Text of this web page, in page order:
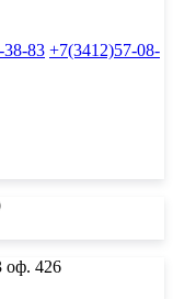
38-83 +7(3412)57-08-
оф. 426